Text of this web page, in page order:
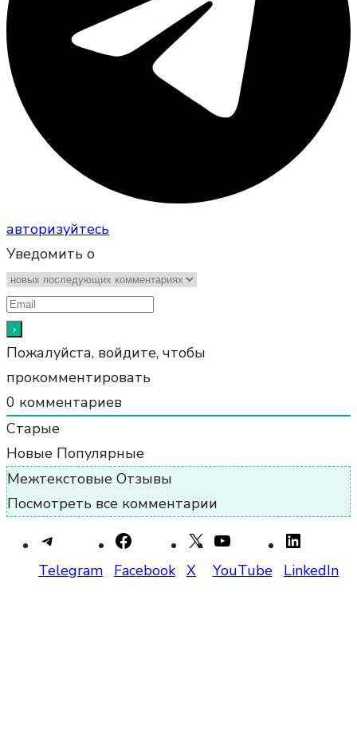
авторизуйтесь
Уведомить о
Пожалуйста, войдите, чтобы
прокомментировать
0 комментариев
Старые
Новые Популярные
Межтекстовые Отзывы
Посмотреть все комментарии
Telegram Facebook X YouTube LinkedIn